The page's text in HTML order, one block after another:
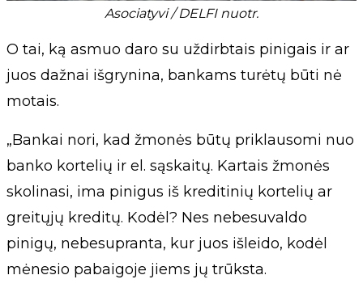
Asociatyvi / DELFI nuotr.
O tai, ką asmuo daro su uždirbtais pinigais ir ar
juos dažnai išgrynina, bankams turėtų būti nė
motais.
„Bankai nori, kad žmonės būtų priklausomi nuo
banko kortelių ir el. sąskaitų. Kartais žmonės
skolinasi, ima pinigus iš kreditinių kortelių ar
greitųjų kreditų. Kodėl? Nes nebesuvaldo
pinigų, nebesupranta, kur juos išleido, kodėl
mėnesio pabaigoje jiems jų trūksta.